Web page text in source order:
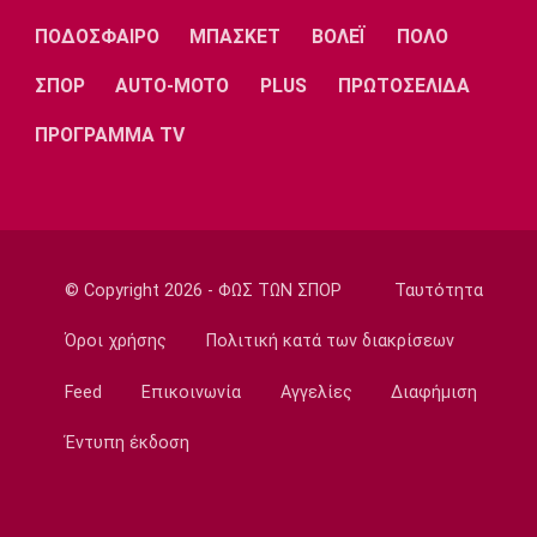
σου δίνω τα 14 - Περιμένω τα διπλά από
16:45
Ποδόσφαιρο - Εθνικές Ομάδες
Ευρωπαϊκό Παίδων: Η Ελλάδα 11-7 τη
16:15
EuroLeague
καπέλο στη Ζαλγκίρις για Έβανς
ΠΟΔΟΣΦΑΙΡΟ ΜΠΑΣΚΕΤ ΒΟΛΕΪ ΠΟΛΟ
ΣΠΟΡ AUTO-MOTO PLUS ΠΡΩΤΟΣΕΛΙΔΑ
ΠΡΟΓΡΑΜΜΑ TV
© Copyright 2026 - ΦΩΣ ΤΩΝ ΣΠΟΡ Ταυτότητα
Όροι χρήσης Πολιτική κατά των διακρίσεων
Feed Επικοινωνία Αγγελίες Διαφήμιση
Έντυπη έκδοση